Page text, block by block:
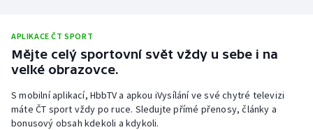
Parasport
Plážový volejbal
APLIKACE ČT SPORT
Mějte celý sportovní svět vždy u sebe i na
velké obrazovce.
S mobilní aplikací, HbbTV a apkou iVysílání ve své chytré televizi
máte ČT sport vždy po ruce. Sledujte přímé přenosy, články a
bonusový obsah kdekoli a kdykoli.